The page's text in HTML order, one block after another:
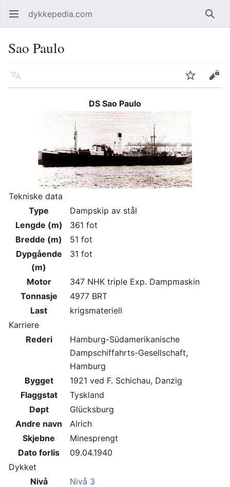
Åpne hovedmenyen dykkepedia.com Søk
Sao Paulo
Språk Overvåk Rediger
DS Sao Paulo
Tekniske data
Type
Dampskip av stål
Lengde (m)
361 fot
Bredde (m)
51 fot
Dypgående
(m)
31 fot
Motor
347 NHK triple Exp. Dampmaskin
Tonnasje
4977 BRT
Last
krigsmateriell
Karriere
Rederi
Hamburg-Südamerikanische
Dampschiffahrts-Gesellschaft,
Hamburg
Bygget
1921 ved F. Schichau, Danzig
Flaggstat
Tyskland
Døpt
Glücksburg
Andre navn
Alrich
Skjebne
Minesprengt
Dato forlis
09.04.1940
Dykket
Nivå
Nivå 3